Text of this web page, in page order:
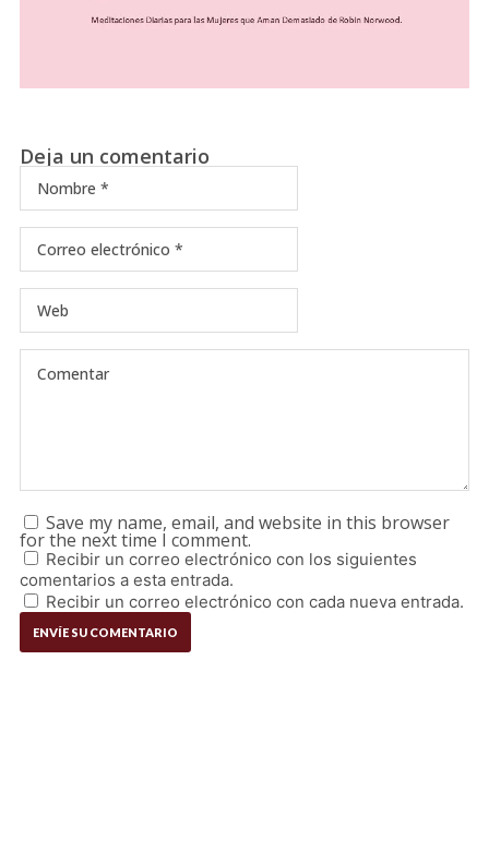
Deja un comentario
Save my name, email, and website in this browser
for the next time I comment.
Recibir un correo electrónico con los siguientes
comentarios a esta entrada.
Recibir un correo electrónico con cada nueva entrada.